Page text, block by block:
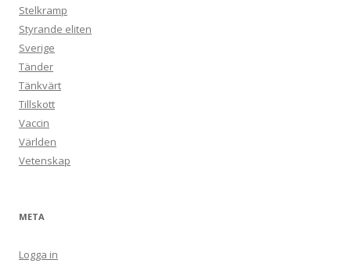
Stelkramp
Styrande eliten
Sverige
Tänder
Tänkvärt
Tillskott
Vaccin
Världen
Vetenskap
META
Logga in